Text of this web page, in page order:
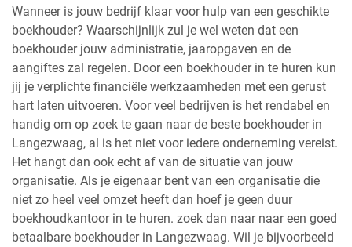
Wanneer is jouw bedrijf klaar voor hulp van een geschikte
boekhouder? Waarschijnlijk zul je wel weten dat een
boekhouder jouw administratie, jaaropgaven en de
aangiftes zal regelen. Door een boekhouder in te huren kun
jij je verplichte financiële werkzaamheden met een gerust
hart laten uitvoeren. Voor veel bedrijven is het rendabel en
handig om op zoek te gaan naar de beste boekhouder in
Langezwaag, al is het niet voor iedere onderneming vereist.
Het hangt dan ook echt af van de situatie van jouw
organisatie. Als je eigenaar bent van een organisatie die
niet zo heel veel omzet heeft dan hoef je geen duur
boekhoudkantoor in te huren. zoek dan naar naar een goed
betaalbare boekhouder in Langezwaag. Wil je bijvoorbeeld